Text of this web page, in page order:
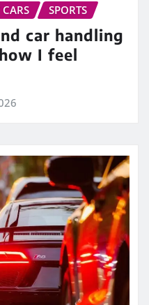
CARS SPORTS
car handling
I feel